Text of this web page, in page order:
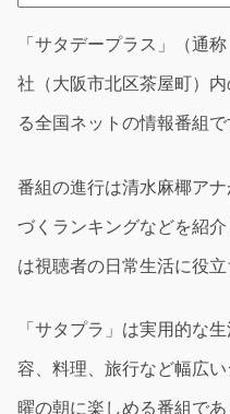
「サタデープラス」（通
社（大阪市北区茶屋町）
る全国ネットの情報番組で
番組の進行は清水麻椰ア
づくランキングなどを紹
は視聴者の日常生活に役
「サタプラ」は実用的な
容、料理、旅行など幅広
曜の朝に楽しめる番組であ